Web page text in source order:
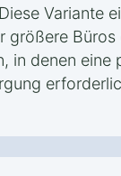
Variante
größere Büros
in denen eine